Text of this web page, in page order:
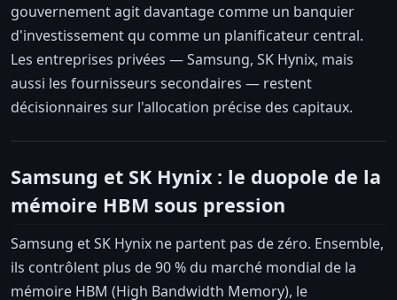
gouvernement agit davantage comme un banquier
d'investissement qu comme un planificateur central.
Les entreprises privées — Samsung, SK Hynix, mais
aussi les fournisseurs secondaires — restent
décisionnaires sur l'allocation précise des capitaux.
Samsung et SK Hynix : le duopole de la
mémoire HBM sous pression
Samsung et SK Hynix ne partent pas de zéro. Ensemble,
ils contrôlent plus de 90 % du marché mondial de la
mémoire HBM (High Bandwidth Memory), le